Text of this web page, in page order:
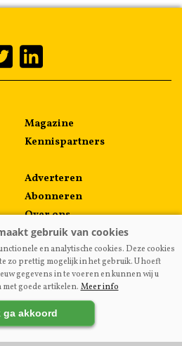
Magazine
Kennispartners
Adverteren
Abonneren
Over ons
Contact
DISCLAIMER
en analytische cookies. Deze cookies
zo prettig mogelijk in het gebruik. U hoeft
gegevens in te voeren en kunnen wij u
goede artikelen. Meer info
ga akkoord